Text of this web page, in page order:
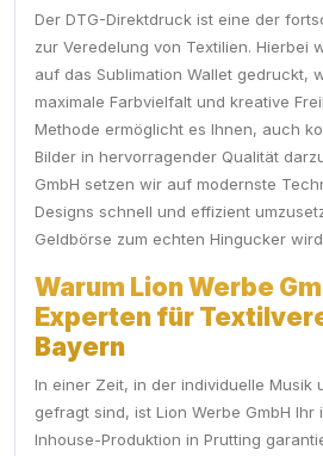
Der DTG-Direktdruck ist eine der
zur Veredelung von Textilien. Hierbei
auf das Sublimation Wallet gedruckt,
maximale Farbvielfalt und kreative
Methode ermöglicht es Ihnen, auch
Bilder in hervorragender Qualität
GmbH setzen wir auf modernste
Designs schnell und effizient
Geldbörse zum echten Hingucker
Warum Lion Werbe
Experten für
Bayern
In einer Zeit, in der individuelle Musik
gefragt sind, ist Lion Werbe GmbH Ihr
Inhouse-Produktion in Prutting